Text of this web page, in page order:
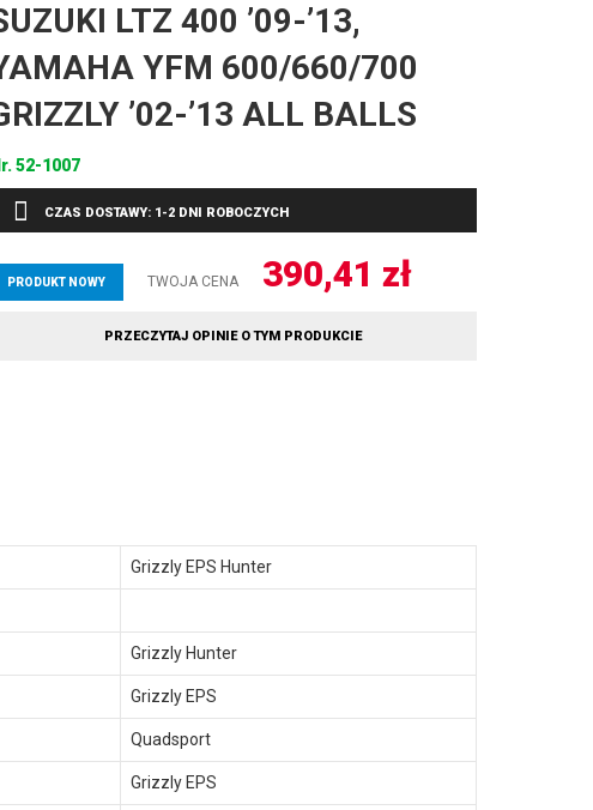
LTZ 400 ’09-’13,
YFM 600/660/700
’02-’13 ALL BALLS
52-1007
CZAS DOSTAWY: 1-2 DNI ROBOCZYCH
PRODUKT NOWY TWOJA CENA 390,41 zł
PRZECZYTAJ OPINIE O TYM PRODUKCIE
Grizzly EPS Hunter
Grizzly Hunter
Grizzly EPS
Quadsport
Grizzly EPS